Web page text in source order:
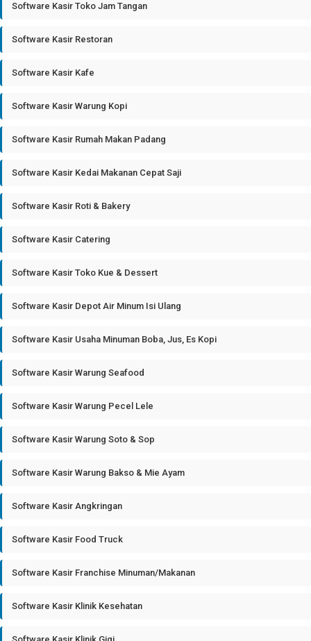
Software Kasir Toko Jam Tangan
Software Kasir Restoran
Software Kasir Kafe
Software Kasir Warung Kopi
Software Kasir Rumah Makan Padang
Software Kasir Kedai Makanan Cepat Saji
Software Kasir Roti & Bakery
Software Kasir Catering
Software Kasir Toko Kue & Dessert
Software Kasir Depot Air Minum Isi Ulang
Software Kasir Usaha Minuman Boba, Jus, Es Kopi
Software Kasir Warung Seafood
Software Kasir Warung Pecel Lele
Software Kasir Warung Soto & Sop
Software Kasir Warung Bakso & Mie Ayam
Software Kasir Angkringan
Software Kasir Food Truck
Software Kasir Franchise Minuman/Makanan
Software Kasir Klinik Kesehatan